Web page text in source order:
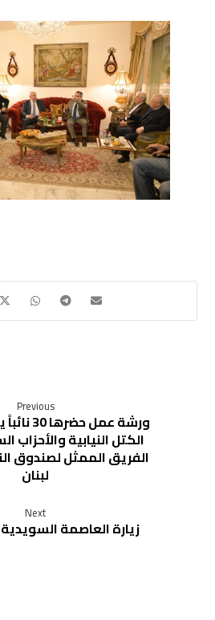
Previous
ورشة
الكتل النيابية والأحزاب
الفريق الممثل لصندوق
لبنان
Next
زيارة العاصمة